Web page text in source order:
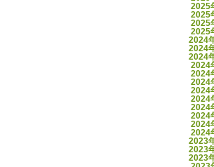
2025
2025
2025
2025
2024
2024
2024
2024
2024
2024
2024
2024
2024
2024
2024
2024
2023
2023
2023